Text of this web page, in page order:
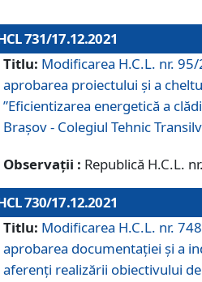
731/17.12.2021
Titlu: Modificarea H.C.L. nr.
aprobarea proiectului și a
”Eficientizarea energetică a
Brașov - Colegiul Tehnic
Observații : Republică H.C.L.
730/17.12.2021
Titlu: Modificarea H.C.L. nr.
aprobarea documentației și a
aferenți realizării obiectivului